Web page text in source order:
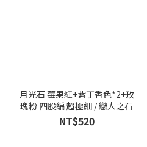
月光石 莓果紅+紫丁香色*2+玫
瑰粉 四股編 超極細 / 戀人之石
NT$520